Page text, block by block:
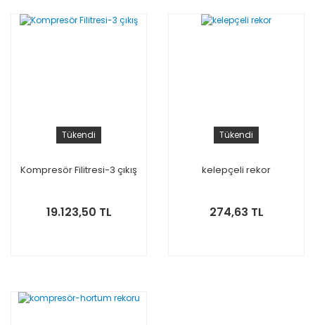
Tükendi
Kompresör Filitresi-3 çıkış
19.123,50 TL
Tükendi
kelepçeli rekor
274,63 TL